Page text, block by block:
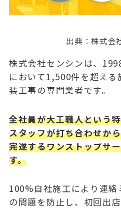
出典：株式会
株式会社センシンは、
において1,500件を超え
装工事の専門業者です。
全社員が大工職人という
スタッフが打ち合わせか
完遂するワンストップサ
す。
100%自社施工により連
の問題を防止し、初回出